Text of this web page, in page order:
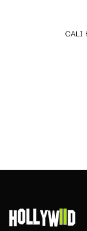
CALI